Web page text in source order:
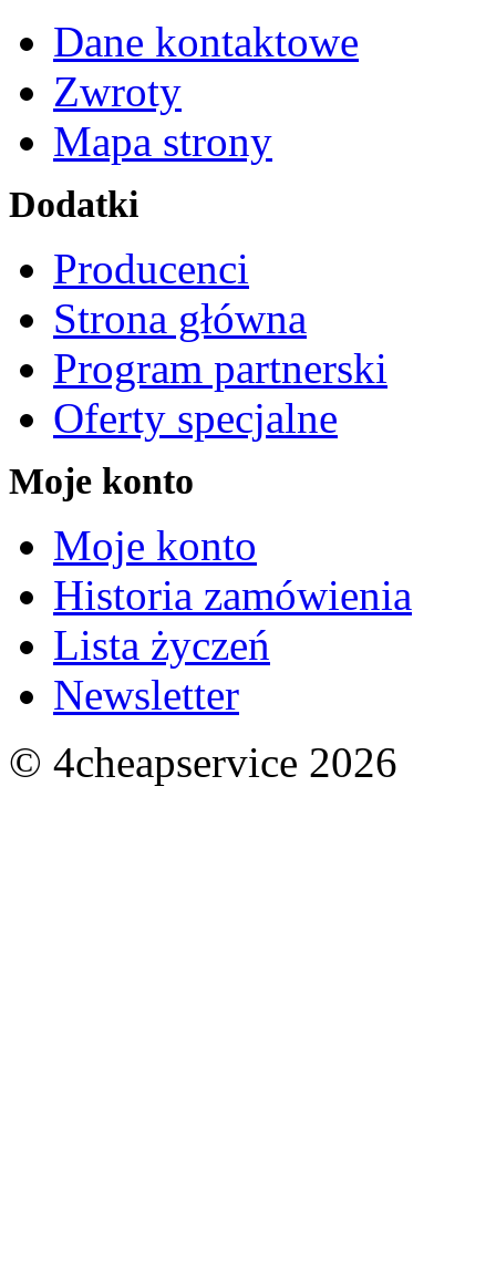
Dane kontaktowe
Zwroty
Mapa strony
Dodatki
Producenci
Strona główna
Program partnerski
Oferty specjalne
Moje konto
Moje konto
Historia zamówienia
Lista życzeń
Newsletter
© 4cheapservice 2026